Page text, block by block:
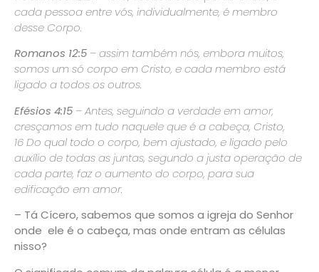
cada pessoa entre vós, individualmente, é membro
desse Corpo.
Romanos 12:5 – assim também nós, embora muitos,
somos um só corpo em Cristo, e cada membro está
ligado a todos os outros.
Efésios 4:15 – Antes, seguindo a verdade em amor,
cresçamos em tudo naquele que é a cabeça, Cristo,
16Do qual todo o corpo, bem ajustado, e ligado pelo
auxílio de todas as juntas, segundo a justa operação de
cada parte, faz o aumento do corpo, para sua
edificação em amor.
– Tá Cícero, sabemos que somos a igreja do Senhor
onde ele é o cabeça, mas onde entram as células
nisso?